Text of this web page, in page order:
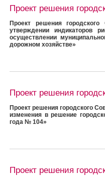
Проект решения
Проект решения
утверждении индикаторов
осуществлении
дорожном хозяйстве»
Проект решения
Проект решения городского
изменения в решение
года № 104»
Проект решения